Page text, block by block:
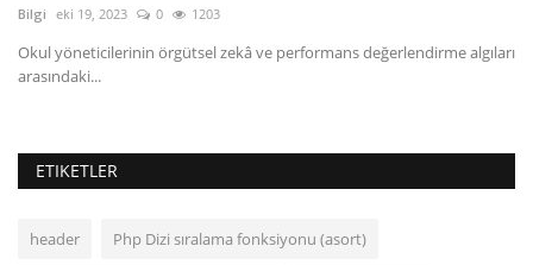
Bilgi eki 19, 2023 0 1203
Okul yöneticilerinin örgütsel zekâ ve performans değerlendirme algıları
arasındaki...
ETIKETLER
header Php Dizi sıralama fonksiyonu (asort)